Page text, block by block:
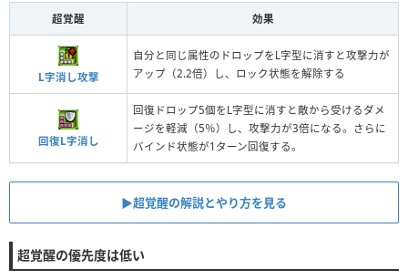
超覚醒 効果
L字消し攻撃
自分と同じ属性のドロップをL字型に消すと攻撃力が
アップ（2.2倍）し、ロック状態を解除する
回復L字消し
回復ドロップ5個をL字型に消すと敵から受けるダメ
ージを軽減（5％）し、攻撃力が3倍になる。さらに
バインド状態が1ターン回復する。
▶︎超覚醒の解説とやり方を見る
超覚醒の優先度は低い